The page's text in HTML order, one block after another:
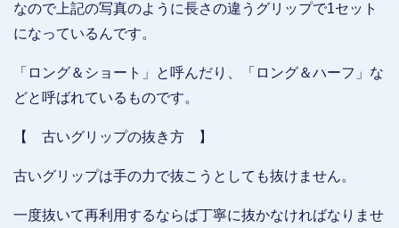
なので上記の写真のように長さの違うグリップで1セット
になっているんです。
「ロング＆ショート」と呼んだり、「ロング＆ハーフ」な
どと呼ばれているものです。
【 古いグリップの抜き方 】
古いグリップは手の力で抜こうとしても抜けません。
一度抜いて再利用するならば丁寧に抜かなければなりませ